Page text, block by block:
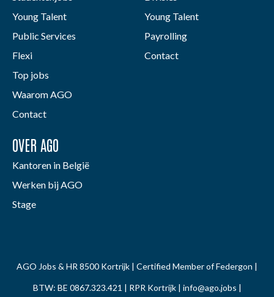
Young Talent
Public Services
Flexi
Top jobs
Waarom AGO
Contact
Young Talent
Payrolling
Contact
OVER AGO
Kantoren in België
Werken bij AGO
Stage
AGO Jobs & HR 8500 Kortrijk | Certified Member of Federgon |
BTW: BE 0867.323.421 | RPR Kortrijk | info@ago.jobs |